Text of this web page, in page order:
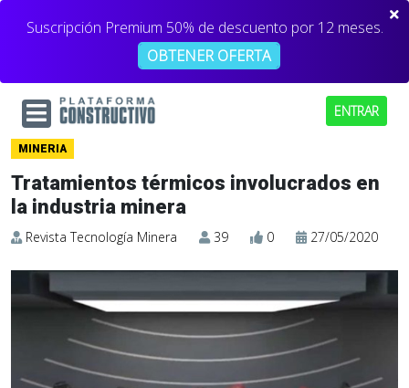
Suscripción Premium 50% de descuento por 12 meses.
OBTENER OFERTA
ENTRAR
MINERIA
Tratamientos térmicos involucrados en
la industria minera
Revista Tecnología Minera 39 0 27/05/2020